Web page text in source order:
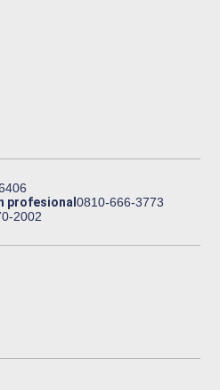
profesional0810-666-3773
2002